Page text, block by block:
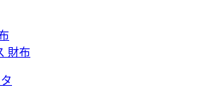
財布